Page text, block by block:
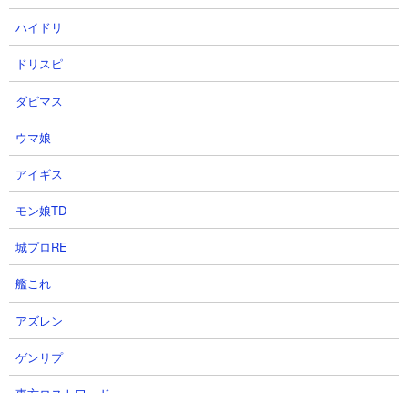
４．にゃんこ塔35階 ニャンピューター完全放置攻
略
ハイドリ
ドリスピ
ダビマス
ウマ娘
アイギス
モン娘TD
城プロRE
艦これ
アズレン
ゲンリプ